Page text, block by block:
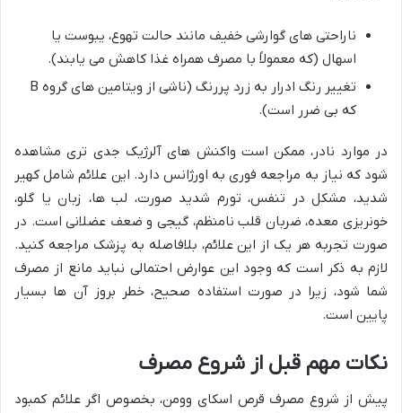
ناراحتی های گوارشی خفیف مانند حالت تهوع، یبوست یا
اسهال (که معمولاً با مصرف همراه غذا کاهش می یابند).
تغییر رنگ ادرار به زرد پررنگ (ناشی از ویتامین های گروه B
که بی ضرر است).
در موارد نادر، ممکن است واکنش های آلرژیک جدی تری مشاهده
شود که نیاز به مراجعه فوری به اورژانس دارد. این علائم شامل کهیر
شدید، مشکل در تنفس، تورم شدید صورت، لب ها، زبان یا گلو،
خونریزی معده، ضربان قلب نامنظم، گیجی و ضعف عضلانی است. در
صورت تجربه هر یک از این علائم، بلافاصله به پزشک مراجعه کنید.
لازم به ذکر است که وجود این عوارض احتمالی نباید مانع از مصرف
شما شود، زیرا در صورت استفاده صحیح، خطر بروز آن ها بسیار
پایین است.
نکات مهم قبل از شروع مصرف
پیش از شروع مصرف قرص اسکای وومن، بخصوص اگر علائم کمبود